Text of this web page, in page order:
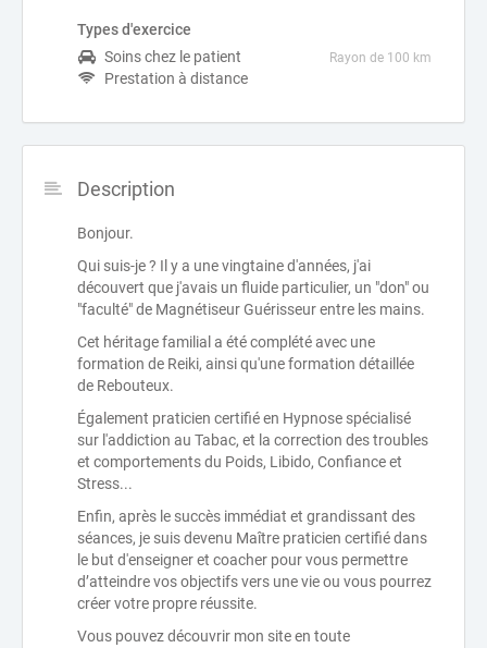
Types d'exercice
Soins chez le patient
Rayon de 100 km
Prestation à distance
Description
Bonjour.
Qui suis-je ? Il y a une vingtaine d'années, j'ai
découvert que j'avais un fluide particulier, un "don" ou
"faculté" de Magnétiseur Guérisseur entre les mains.
Cet héritage familial a été complété avec une
formation de Reiki, ainsi qu'une formation détaillée
de Rebouteux.
Également praticien certifié en Hypnose spécialisé
sur l'addiction au Tabac, et la correction des troubles
et comportements du Poids, Libido, Confiance et
Stress...
Enfin, après le succès immédiat et grandissant des
séances, je suis devenu Maître praticien certifié dans
le but d'enseigner et coacher pour vous permettre
d’atteindre vos objectifs vers une vie ou vous pourrez
créer votre propre réussite.
Vous pouvez découvrir mon site en toute